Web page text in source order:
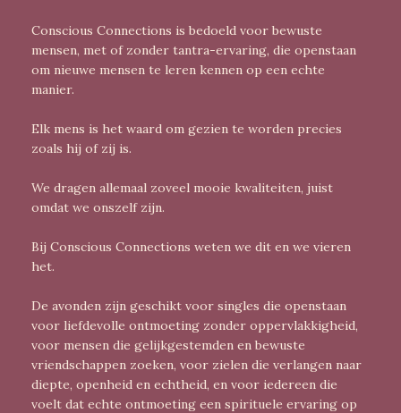
Conscious Connections is bedoeld voor bewuste
mensen, met of zonder tantra-ervaring, die openstaan
om nieuwe mensen te leren kennen op een echte
manier.
Elk mens is het waard om gezien te worden precies
zoals hij of zij is.
We dragen allemaal zoveel mooie kwaliteiten, juist
omdat we onszelf zijn.
Bij Conscious Connections weten we dit en we vieren
het.
De avonden zijn geschikt voor singles die openstaan
voor liefdevolle ontmoeting zonder oppervlakkigheid,
voor mensen die gelijkgestemden en bewuste
vriendschappen zoeken, voor zielen die verlangen naar
diepte, openheid en echtheid, en voor iedereen die
voelt dat echte ontmoeting een spirituele ervaring op